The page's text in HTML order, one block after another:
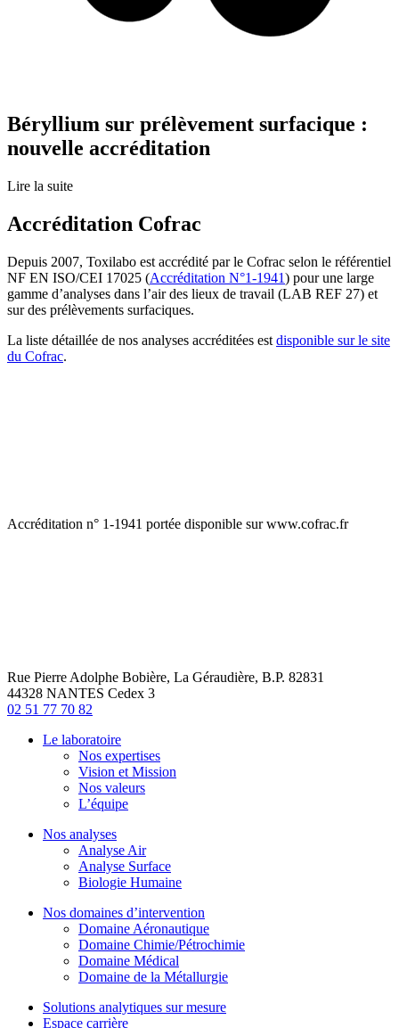
Béryllium sur prélèvement surfacique :
nouvelle accréditation
Lire la suite
Accréditation Cofrac
Depuis 2007, Toxilabo est accrédité par le Cofrac selon le référentiel
NF EN ISO/CEI 17025 (Accréditation N°1-1941) pour une large
gamme d’analyses dans l’air des lieux de travail (LAB REF 27) et
sur des prélèvements surfaciques.
La liste détaillée de nos analyses accréditées est disponible sur le site
du Cofrac.
Accréditation n° 1-1941 portée disponible sur www.cofrac.fr
Rue Pierre Adolphe Bobière, La Géraudière, B.P. 82831
44328 NANTES Cedex 3
02 51 77 70 82
Le laboratoire
Nos expertises
Vision et Mission
Nos valeurs
L’équipe
Nos analyses
Analyse Air
Analyse Surface
Biologie Humaine
Nos domaines d’intervention
Domaine Aéronautique
Domaine Chimie/Pétrochimie
Domaine Médical
Domaine de la Métallurgie
Solutions analytiques sur mesure
Espace carrière